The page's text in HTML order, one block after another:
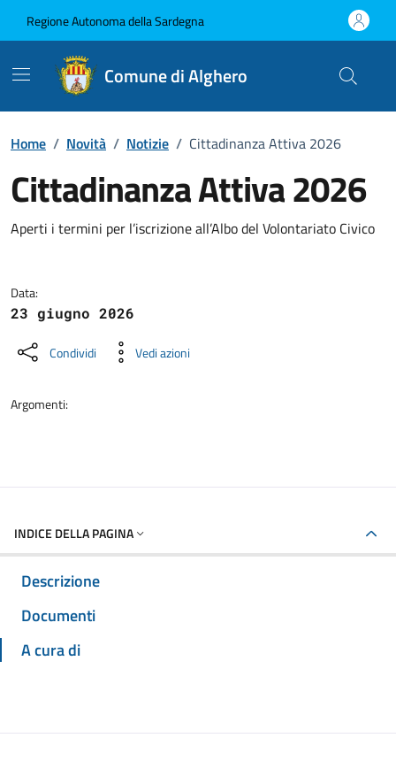
Regione Autonoma della Sardegna
Comune di Alghero
Home / Novità / Notizie / Cittadinanza Attiva 2026
Cittadinanza Attiva 2026
Dettagli della notizia
Aperti i termini per l’iscrizione all’Albo del Volontariato Civico
Data:
23 giugno 2026
Condividi Vedi azioni
Argomenti:
INDICE DELLA PAGINA
Descrizione
Documenti
A cura di